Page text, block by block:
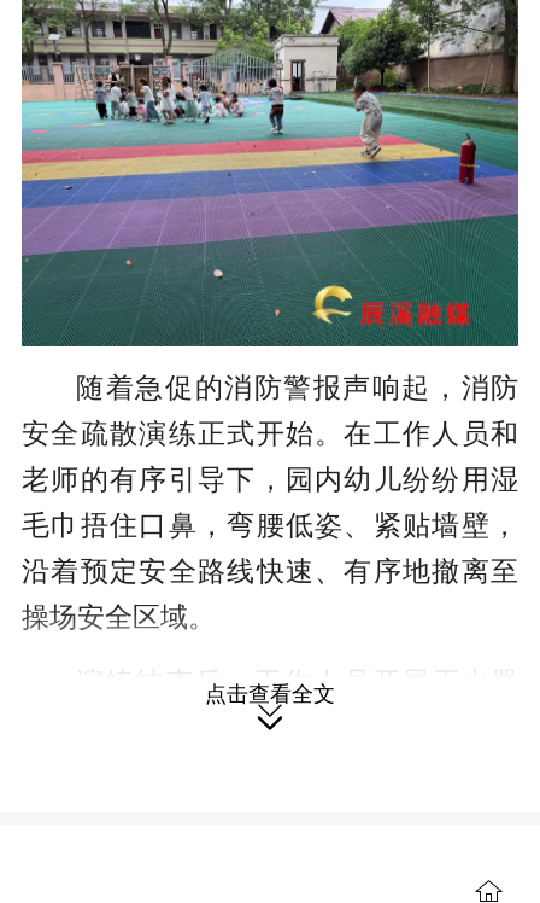
随着急促的消防警报声响起，消防
安全疏散演练正式开始。在工作人员和
老师的有序引导下，园内幼儿纷纷用湿
毛巾捂住口鼻，弯腰低姿、紧贴墙壁，
沿着预定安全路线快速、有序地撤离至
操场安全区域。
演练结束后，工作人员开展灭火器
实操教学培训。针对干粉灭火器的适用
点击查看全文
